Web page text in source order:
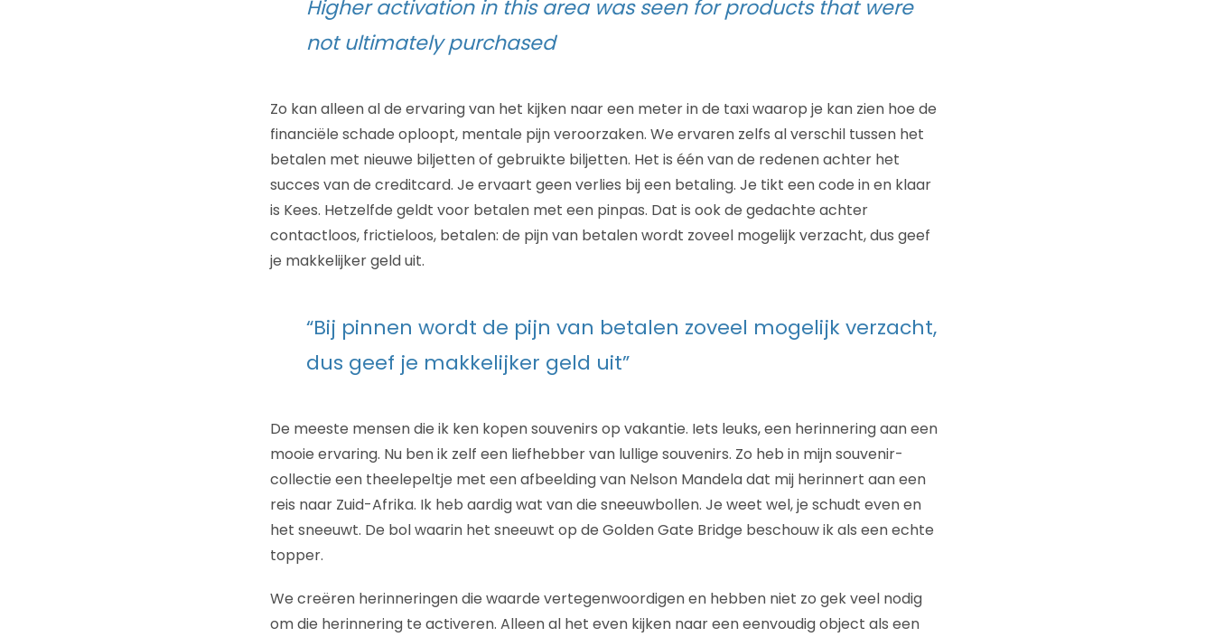
Higher activation in this area was seen for products that were
not ultimately purchased
Zo kan alleen al de ervaring van het kijken naar een meter in de taxi waarop je kan zien hoe de
financiële schade oploopt, mentale pijn veroorzaken. We ervaren zelfs al verschil tussen het
betalen met nieuwe biljetten of gebruikte biljetten. Het is één van de redenen achter het
succes van de creditcard. Je ervaart geen verlies bij een betaling. Je tikt een code in en klaar
is Kees. Hetzelfde geldt voor betalen met een pinpas. Dat is ook de gedachte achter
contactloos, frictieloos, betalen: de pijn van betalen wordt zoveel mogelijk verzacht, dus geef
je makkelijker geld uit.
“Bij pinnen wordt de pijn van betalen zoveel mogelijk verzacht,
dus geef je makkelijker geld uit”
De meeste mensen die ik ken kopen souvenirs op vakantie. Iets leuks, een herinnering aan een
mooie ervaring. Nu ben ik zelf een liefhebber van lullige souvenirs. Zo heb in mijn souvenir-
collectie een theelepeltje met een afbeelding van Nelson Mandela dat mij herinnert aan een
reis naar Zuid-Afrika. Ik heb aardig wat van die sneeuwbollen. Je weet wel, je schudt even en
het sneeuwt. De bol waarin het sneeuwt op de Golden Gate Bridge beschouw ik als een echte
topper.
We creëren herinneringen die waarde vertegenwoordigen en hebben niet zo gek veel nodig
om die herinnering te activeren. Alleen al het even kijken naar een eenvoudig object als een